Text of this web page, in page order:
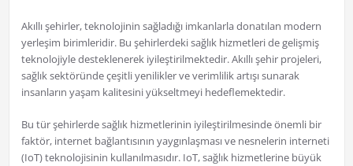
Akıllı şehirler, teknolojinin sağladığı imkanlarla donatılan modern
yerleşim birimleridir. Bu şehirlerdeki sağlık hizmetleri de gelişmiş
teknolojiyle desteklenerek iyileştirilmektedir. Akıllı şehir projeleri,
sağlık sektöründe çeşitli yenilikler ve verimlilik artışı sunarak
insanların yaşam kalitesini yükseltmeyi hedeflemektedir.
Bu tür şehirlerde sağlık hizmetlerinin iyileştirilmesinde önemli bir
faktör, internet bağlantısının yaygınlaşması ve nesnelerin interneti
(IoT) teknolojisinin kullanılmasıdır. IoT, sağlık hizmetlerine büyük